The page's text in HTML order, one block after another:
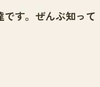
す。ぜんぶ知って